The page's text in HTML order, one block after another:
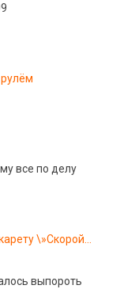
все по делу
\»Скорой
выпороть